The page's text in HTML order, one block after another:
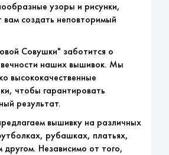
узоры и рисунки,
вам создать неповторимый
Совушки" заботится о
наших вышивок. Мы
высококачественные
чтобы гарантировать
результат.
вышивку на различных
рубашках, платьях,
другом. Независимо от того,